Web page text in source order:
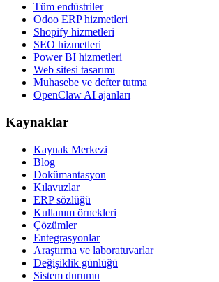
Tüm endüstriler
Odoo ERP hizmetleri
Shopify hizmetleri
SEO hizmetleri
Power BI hizmetleri
Web sitesi tasarımı
Muhasebe ve defter tutma
OpenClaw AI ajanları
Kaynaklar
Kaynak Merkezi
Blog
Dokümantasyon
Kılavuzlar
ERP sözlüğü
Kullanım örnekleri
Çözümler
Entegrasyonlar
Araştırma ve laboratuvarlar
Değişiklik günlüğü
Sistem durumu